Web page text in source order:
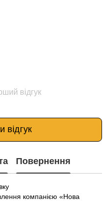
відгук
відгук
Повернення
компанією «Нова